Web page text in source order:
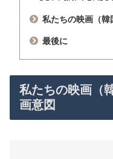
私たちの映画（韓
最後に
私たちの映画（
画意図